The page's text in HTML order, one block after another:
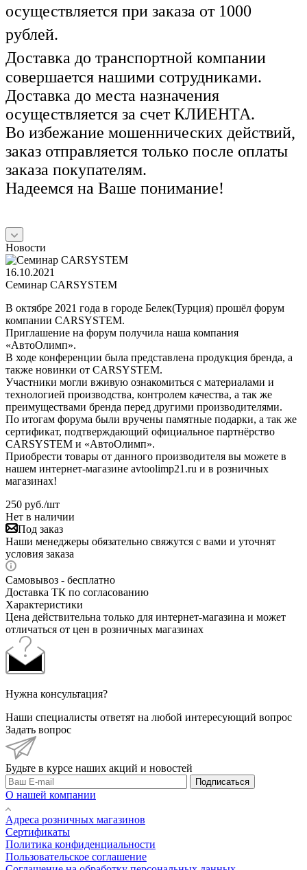
осуществляется при заказа от 1000
рублей.
Доставка до транспортной компании
совершается нашими сотрудниками.
Доставка до места назначения
осуществляется за счет КЛИЕНТА.
Во избежание мошеннических действий,
заказ отправляется только после оплаты
заказа покупателям.
Надеемся на Ваше понимание!
Новости
16.10.2021
Семинар CARSYSTEM
В октябре 2021 года в городе Белек(Турция) прошёл форум
компании CARSYSTEM.
Приглашение на форум получила наша компания
«АвтоОлимп».
В ходе конференции была представлена продукция бренда, а
также новинки от CARSYSTEM.
Участники могли вживую ознакомиться с материалами и
технологией производства, контролем качества, а так же
преимуществами бренда перед другими производителями.
По итогам форума были вручены памятные подарки, а так же
сертификат, подтверждающий официальное партнёрство
CARSYSTEM и «АвтоОлимп».
Приобрести товары от данного производителя вы можете в
нашем интернет-магазине avtoolimp21.ru и в розничных
магазинах!
250 руб./шт
Нет в наличии
Под заказ
Наши менеджеры обязательно свяжутся с вами и уточнят
условия заказа
Самовывоз - бесплатно
Доставка ТК по согласованию
Характеристики
Цена действительна только для интернет-магазина и может
отличаться от цен в розничных магазинах
Нужна консультация?
Наши специалисты ответят на любой интересующий вопрос
Задать вопрос
Будьте в курсе наших акций и новостей
Подписаться
О нашей компании
Адреса розничных магазинов
Сертификаты
Политика конфиденциальности
Пользовательское соглашение